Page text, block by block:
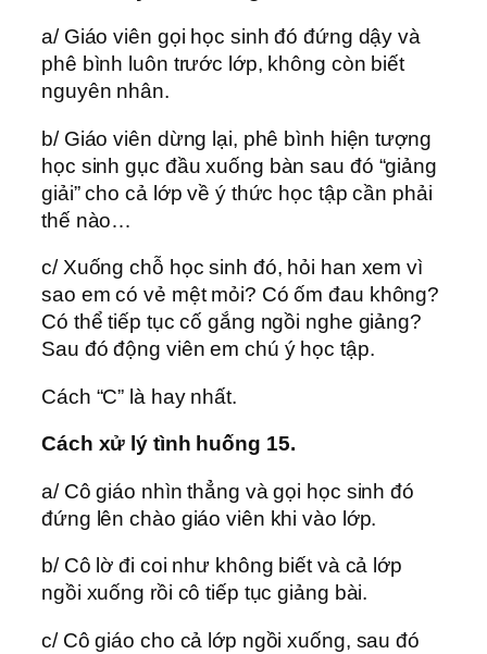
a/ Giáo viên gọi học sinh đó đứng dậy và
phê bình luôn trước lớp, không còn biết
nguyên nhân.
b/ Giáo viên dừng lại, phê bình hiện tượng
học sinh gục đầu xuống bàn sau đó “giảng
giải” cho cả lớp về ý thức học tập cần phải
thế nào…
c/ Xuống chỗ học sinh đó, hỏi han xem vì
sao em có vẻ mệt mỏi? Có ốm đau không?
Có thể tiếp tục cố gắng ngồi nghe giảng?
Sau đó động viên em chú ý học tập.
Cách “C” là hay nhất.
Cách xử lý tình huống 15.
a/ Cô giáo nhìn thẳng và gọi học sinh đó
đứng lên chào giáo viên khi vào lớp.
b/ Cô lờ đi coi như không biết và cả lớp
ngồi xuống rồi cô tiếp tục giảng bài.
c/ Cô giáo cho cả lớp ngồi xuống, sau đó